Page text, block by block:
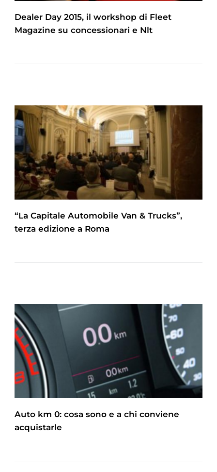
Dealer Day 2015, il workshop di Fleet
Magazine su concessionari e Nlt
“La Capitale Automobile Van & Trucks”,
terza edizione a Roma
Auto km 0: cosa sono e a chi conviene
acquistarle